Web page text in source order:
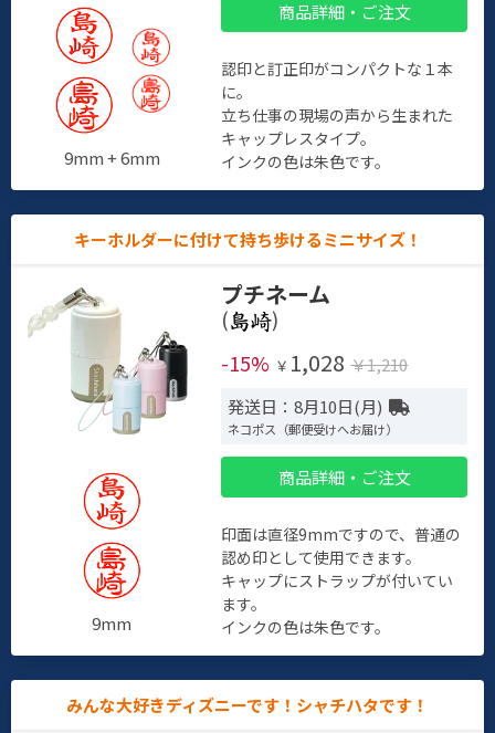
9mm + 6mm
商品詳細・ご注文
認印と訂正印がコンパクトな１本
に。
立ち仕事の現場の声から生まれた
キャップレスタイプ。
インクの色は朱色です。
キーホルダーに付けて持ち歩けるミニサイズ！
9mm
プチネーム
(
)
-15% ￥ 1,028 ￥1,210
発送日：8月10日(月)
ネコポス（郵便受けへお届け）
商品詳細・ご注文
印面は直径9mmですので、普通の
認め印として使用できます。
キャップにストラップが付いてい
ます。
インクの色は朱色です。
みんな大好きディズニーです！シャチハタです！